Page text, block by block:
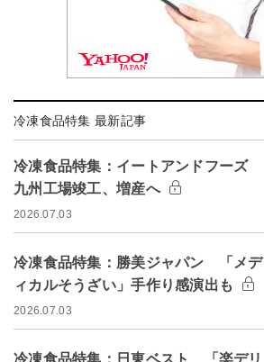
冷凍食品特集 最新記事
冷凍食品特集：イートアンドフーズ
九州工場竣工、増産へ
2026.07.03
冷凍食品特集：勝美ジャパン 「メデ
ィカルそうざい」手作り感演出も
2026.07.03
冷凍食品特集：日東ベスト 「楽デリ